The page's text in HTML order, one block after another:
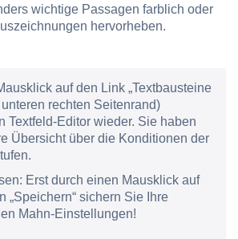
wichtige Passagen farblich oder
hervorheben.
auf den Link „Textbausteine
rechten Seitenrand)
Textfeld-Editor wieder. Sie haben
Übersicht über die Konditionen der
Erst durch einen Mausklick auf
„Speichern“ sichern Sie Ihre
Mahn-Einstellungen!